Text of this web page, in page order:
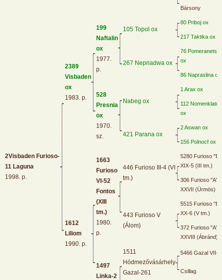
Bársony
2Visbaden Furioso-
11 Laguna
1998. p.
2389
Visbaden
ox
1983. p.
199
Naftalin
ox
1977.
p.
105 Topol ox
80 Priboj ox
217 Taktika ox
267 Nepriadwa ox
76 Pomeranets
ox
86 Napraslina ox
528
Presnia
ox
1970.
sz.
Nabeg ox
1 Arax ox
112
ox
421 Parana ox
2 Aswan ox
156 Polnocf ox
1612
Liliom
1990. p.
1663
Furioso
VI-52
Fontos
(XIII
tm.)
1980.
p.
446 Furioso III-4 (VI
tm.)
5280 Furioso "B"
XIX-5 (III tm.)
306 Furioso "A"
XXVII (Ürmös)
443 Furioso V
(Álom)
5515 Furioso "B"
XX-6 (V tm.)
372 Furioso "A"
XXVIII (Ábránd)
1497
Linka-2
1511
Hódmezővásárhely
Gazal-261
5466 Gazal VII-1
Csillag